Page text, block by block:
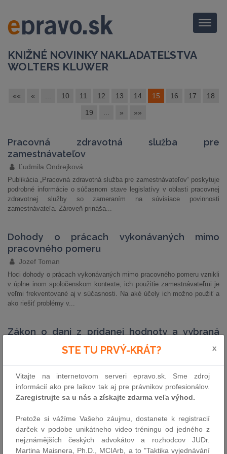
Menu
KNIŽNÉ NOVINKY NAKLADATEĽSTVA
WOLTERS KLUWER
«« « 10 11 12 13 14 15 16 17 18
19 » »»
Pracovná zdravotná služba pre
zamestnávateľov
Ľudmila Ondrejková
Publikácia „Pracovná zdravotná služba pre zamestnávateľov“ poskytuje
podrobné informácie o súčasnom stave legislatívy v oblasti pracovnej
zdravotnej služby so zameraním na súvisiace povinnosti
zamestnávateľa. Zároveň prináša...
Dohody o prácach vykonávaných mimo
pracovného pomeru
Jozef Toman
Hoci dohody o prácach vykonávaných mimo pracovného pomeru vznikli
v úplne inom spoločenskom kontexte, ich použitie zamestnávateľmi je
veľmi frekventované aj v súčasnosti. Na aké účely ich možno použiť a
ako riešiť problémy v...
Zákon o dani z pridanej hodnoty a vybraná
judikatúra Súdneho dvora EÚ
transpozícia do vnútroštátneho právneho poriadku, ako aj potreba ich
správnej aplikácie sa stali impulzom pre vznik knižného diela, ktoré
ustanovenia slovenského zákona...
Investigatívna psychológia. 2. vydanie
Ondrej Kubík
Druhé doplnené a prepracované vydanie interdisciplinárnej odbornej
STE TU PRVÝ-KRÁT? x
Vitajte na internetovom serveri epravo.sk. Sme zdroj
informácií ako pre laikov tak aj pre právnikov profesionálov.
Zaregistrujte sa u nás a získajte zdarma veľa výhod.
Pretože si vážíme Vašeho záujmu, dostanete k registracií
darček v podobe unikátneho video tréningu od jedného z
nejznámějších českých advokátov a rozhodcov JUDr.
Martina Maisnera, Ph.D., MCIArb, a to "Taktika vyjednávání